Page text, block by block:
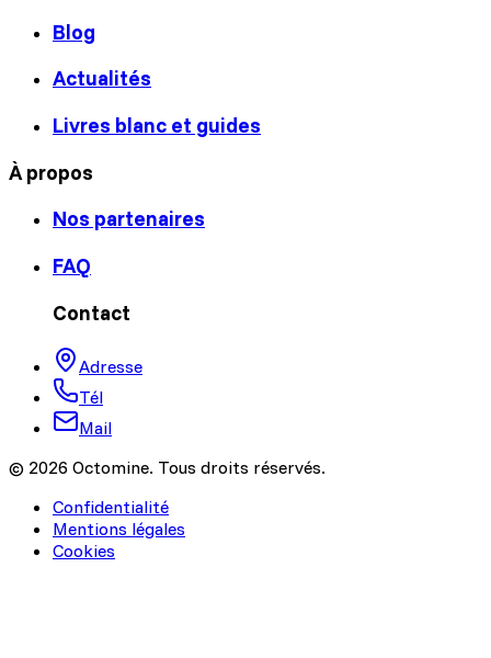
Blog
Actualités
Livres blanc et guides
À propos
Nos partenaires
FAQ
Contact
Adresse
Tél
Mail
© 2026 Octomine. Tous droits réservés.
Confidentialité
Mentions légales
Cookies